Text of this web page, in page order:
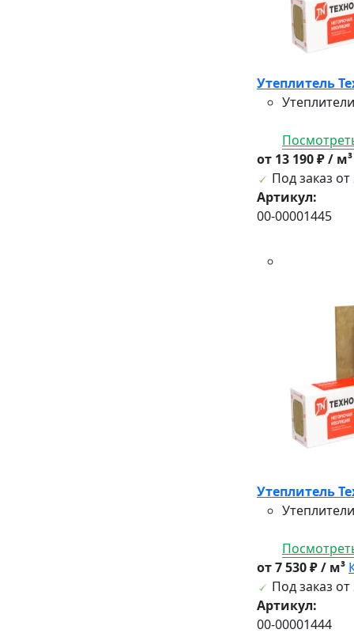
Утеплитель
от 13 190 ₽ /
Под заказ от
Артикул:
00-00001445
Утеплитель
от 7 530 ₽ / м³
Под заказ от
Артикул:
00-00001444